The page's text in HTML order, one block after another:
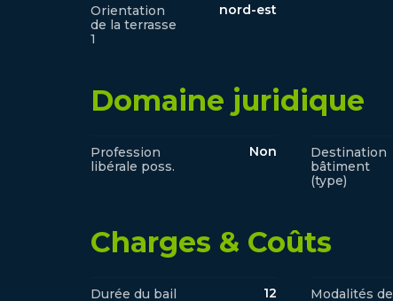
Orientation
de la terrasse
1
nord-est
Domaine juridique
Profession
libérale poss.
Non
Destination
bâtiment
(type)
Charges & Coûts
Durée du bail
12
Modalités de